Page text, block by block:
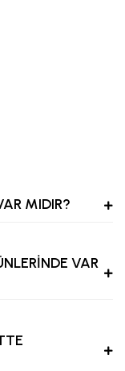
MIDIR?
VAR